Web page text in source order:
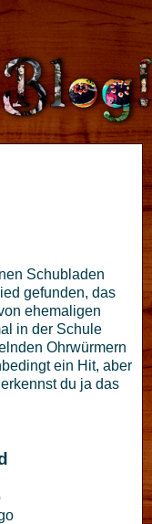
Schubladen
gefunden, das
ehemaligen
in der Schule
Ohrwürmern
ein Hit, aber
du ja das